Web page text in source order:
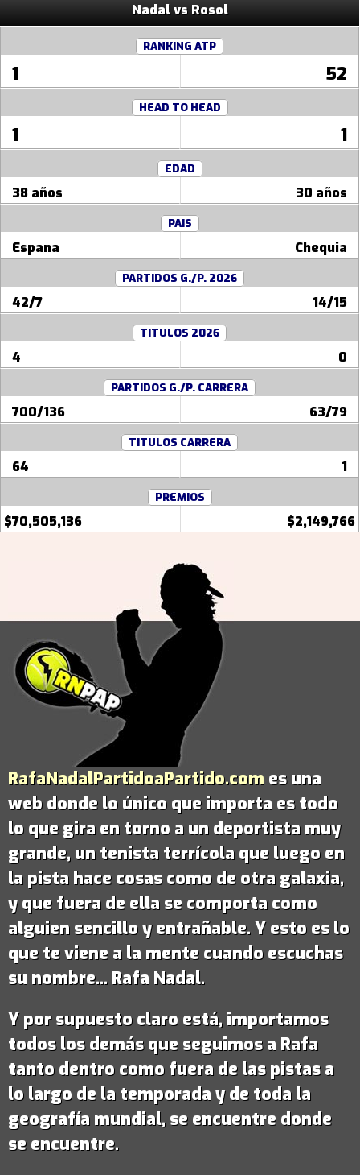
Nadal vs Rosol
RANKING ATP
1 52
HEAD TO HEAD
1 1
EDAD
38 años 30 años
PAIS
Espana Chequia
PARTIDOS G./P. 2026
42/7 14/15
TITULOS 2026
4 0
PARTIDOS G./P. CARRERA
700/136 63/79
TITULOS CARRERA
64 1
PREMIOS
$70,505,136 $2,149,766
RafaNadalPartidoaPartido.com es una
web donde lo único que importa es todo
lo que gira en torno a un deportista muy
grande, un tenista terrícola que luego en
la pista hace cosas como de otra galaxia,
y que fuera de ella se comporta como
alguien sencillo y entrañable. Y esto es lo
que te viene a la mente cuando escuchas
su nombre... Rafa Nadal.
Y por supuesto claro está, importamos
todos los demás que seguimos a Rafa
tanto dentro como fuera de las pistas a
lo largo de la temporada y de toda la
geografía mundial, se encuentre donde
se encuentre.